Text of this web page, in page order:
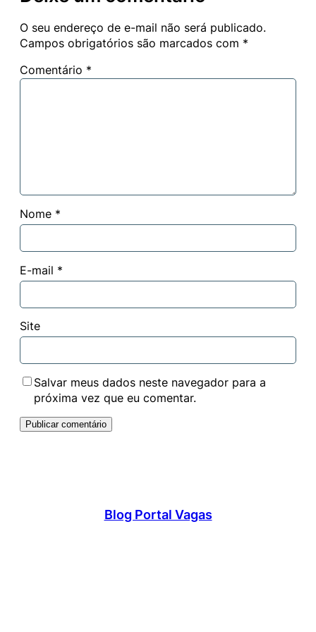
O seu endereço de e-mail não será publicado.
Campos obrigatórios são marcados com *
Comentário *
Nome *
E-mail *
Site
Salvar meus dados neste navegador para a
próxima vez que eu comentar.
Blog Portal Vagas